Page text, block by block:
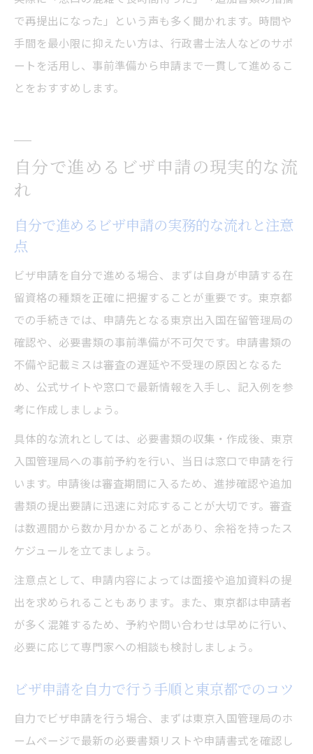
で再提出になった」という声も多く聞かれます。時間や
手間を最小限に抑えたい方は、行政書士法人などのサポ
ートを活用し、事前準備から申請まで一貫して進めるこ
とをおすすめします。
自分で進めるビザ申請の現実的な流
れ
自分で進めるビザ申請の実務的な流れと注意
点
ビザ申請を自分で進める場合、まずは自身が申請する在
留資格の種類を正確に把握することが重要です。東京都
での手続きでは、申請先となる東京出入国在留管理局の
確認や、必要書類の事前準備が不可欠です。申請書類の
不備や記載ミスは審査の遅延や不受理の原因となるた
め、公式サイトや窓口で最新情報を入手し、記入例を参
考に作成しましょう。
具体的な流れとしては、必要書類の収集・作成後、東京
入国管理局への事前予約を行い、当日は窓口で申請を行
います。申請後は審査期間に入るため、進捗確認や追加
書類の提出要請に迅速に対応することが大切です。審査
は数週間から数か月かかることがあり、余裕を持ったス
ケジュールを立てましょう。
注意点として、申請内容によっては面接や追加資料の提
出を求められることもあります。また、東京都は申請者
が多く混雑するため、予約や問い合わせは早めに行い、
必要に応じて専門家への相談も検討しましょう。
ビザ申請を自力で行う手順と東京都でのコツ
自力でビザ申請を行う場合、まずは東京入国管理局のホ
ームページで最新の必要書類リストや申請書式を確認し